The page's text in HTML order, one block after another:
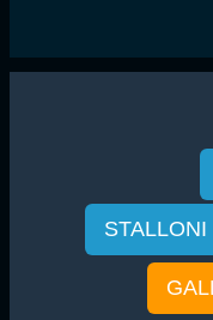
STALLONI